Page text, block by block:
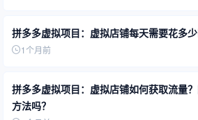
拼多多虚拟项目：虚拟店铺每天需要花多少
1个月前
拼多多虚拟项目：虚拟店铺如何获取流量
方法吗？